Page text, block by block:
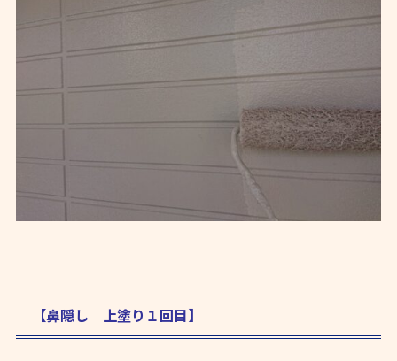
【鼻隠し 上塗り１回目】